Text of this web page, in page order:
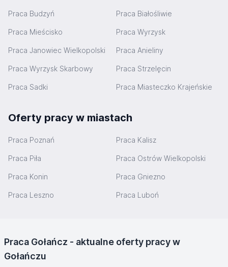
Praca Budzyń Praca Białośliwie
Praca Mieścisko Praca Wyrzysk
Praca Janowiec Wielkopolski Praca Anieliny
Praca Wyrzysk Skarbowy Praca Strzelęcin
Praca Sadki Praca Miasteczko Krajeńskie
Oferty pracy w miastach
Praca Poznań Praca Kalisz
Praca Piła Praca Ostrów Wielkopolski
Praca Konin Praca Gniezno
Praca Leszno Praca Luboń
Praca Gołańcz - aktualne oferty pracy w
Gołańczu